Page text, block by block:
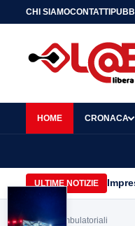
CHI SIAMOCONTATTI
HOME CRONACA
ULTIME NOTIZIE
Home> ambulatoriali